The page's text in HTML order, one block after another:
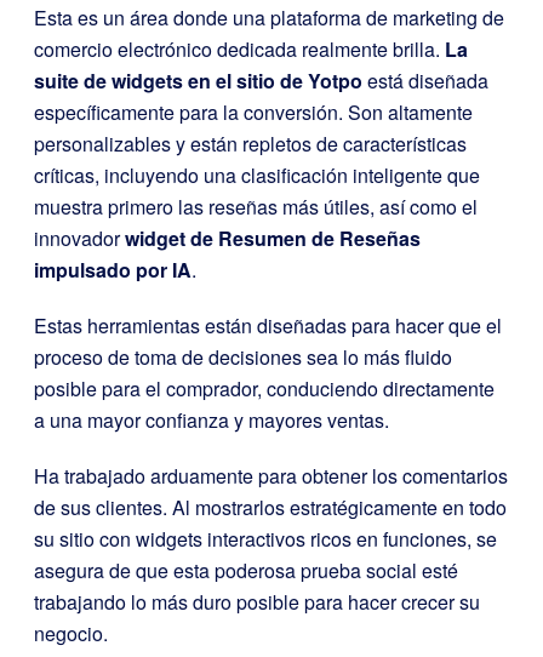
Esta es un área donde una plataforma de marketing de
comercio electrónico dedicada realmente brilla. La
suite de widgets en el sitio de Yotpo está diseñada
específicamente para la conversión. Son altamente
personalizables y están repletos de características
críticas, incluyendo una clasificación inteligente que
muestra primero las reseñas más útiles, así como el
innovadorwidget de Resumen de Reseñas
impulsado por IA.
Estas herramientas están diseñadas para hacer que el
proceso de toma de decisiones sea lo más fluido
posible para el comprador, conduciendo directamente
a una mayor confianza y mayores ventas.
Ha trabajado arduamente para obtener los comentarios
de sus clientes. Al mostrarlos estratégicamente en todo
su sitio con widgets interactivos ricos en funciones, se
asegura de que esta poderosa prueba social esté
trabajando lo más duro posible para hacer crecer su
negocio.